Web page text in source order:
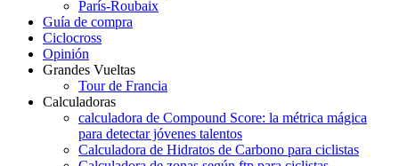
París-Roubaix
Guía de compra
Ciclocross
Opinión
Grandes Vueltas
Tour de Francia
Calculadoras
calculadora de Compound Score: la métrica mágica
para detectar jóvenes talentos
Calculadora de Hidratos de Carbono para ciclistas